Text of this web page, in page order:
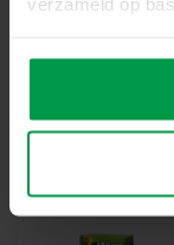
nemen
Op Avontuur in
De natuur zit vol
ontdekken over
je eerst je eigen